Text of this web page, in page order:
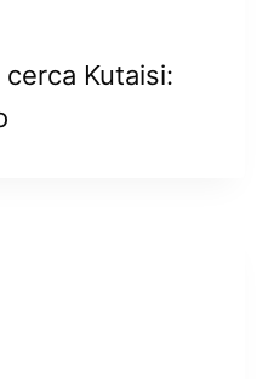
Kutaisi: